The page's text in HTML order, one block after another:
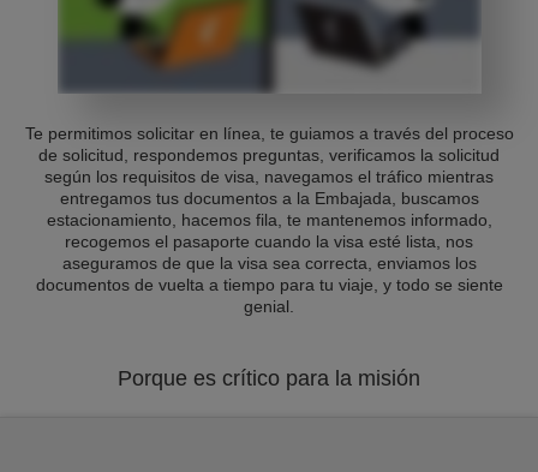
Te permitimos solicitar en línea, te guiamos a través del proceso
de solicitud, respondemos preguntas, verificamos la solicitud
según los requisitos de visa, navegamos el tráfico mientras
entregamos tus documentos a la Embajada, buscamos
estacionamiento, hacemos fila, te mantenemos informado,
recogemos el pasaporte cuando la visa esté lista, nos
aseguramos de que la visa sea correcta, enviamos los
documentos de vuelta a tiempo para tu viaje, y todo se siente
genial.
Porque es crítico para la misión